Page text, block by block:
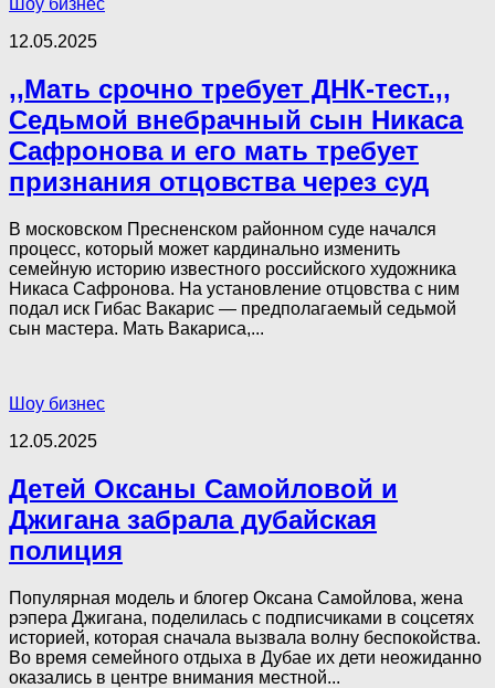
Шоу бизнес
12.05.2025
,,Мать срочно требует ДНК-тест.,,
Седьмой внебрачный сын Никаса
Сафронова и его мать требует
признания отцовства через суд
В московском Пресненском районном суде начался
процесс, который может кардинально изменить
семейную историю известного российского художника
Никаса Сафронова. На установление отцовства с ним
подал иск Гибас Вакарис — предполагаемый седьмой
сын мастера. Мать Вакариса,...
Шоу бизнес
12.05.2025
Детей Оксаны Самойловой и
Джигана забрала дубайская
полиция
Популярная модель и блогер Оксана Самойлова, жена
рэпера Джигана, поделилась с подписчиками в соцсетях
историей, которая сначала вызвала волну беспокойства.
Во время семейного отдыха в Дубае их дети неожиданно
оказались в центре внимания местной...